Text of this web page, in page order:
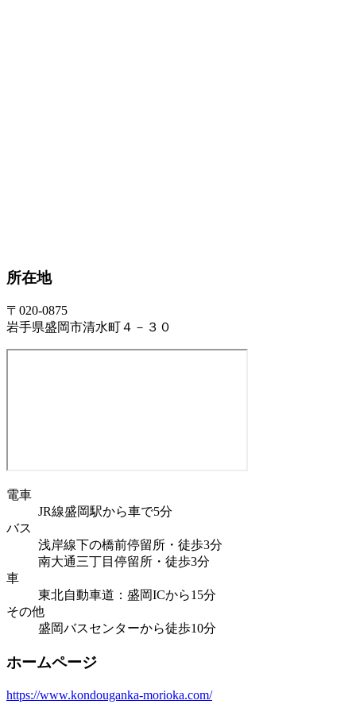
所在地
〒020-0875
岩手県盛岡市清水町４－３０
電車
JR線盛岡駅から車で5分
バス
浅岸線下の橋前停留所・徒歩3分
南大通三丁目停留所・徒歩3分
車
東北自動車道：盛岡ICから15分
その他
盛岡バスセンターから徒歩10分
ホームページ
https://www.kondouganka-morioka.com/